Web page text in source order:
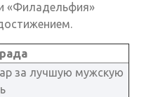
«Филадельфия»
за лучшую мужскую